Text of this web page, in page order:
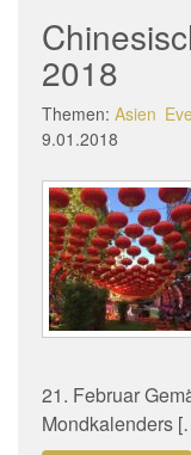
2018
Themen: Asien
9.01.2018
21. Februar
Mondkalenders